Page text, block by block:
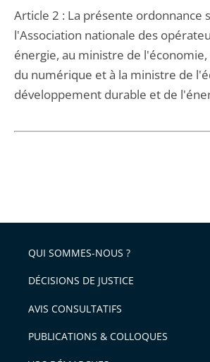
Article 2 : La présente ordonnance
l'Association nationale des
énergie, au ministre de
du numérique et à la ministre de
développement durable et de
QUI SOMMES-NOUS ?
DÉCISIONS DE JUSTICE
AVIS CONSULTATIFS
PUBLICATIONS & COLLOQUES